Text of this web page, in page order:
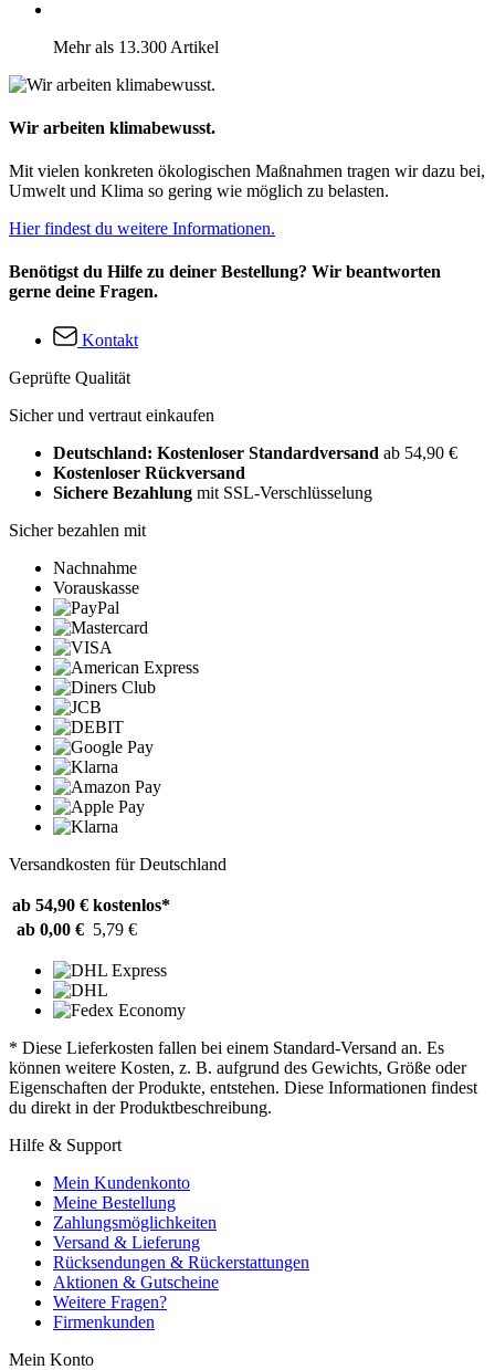
Mehr als 13.300 Artikel
Wir arbeiten klimabewusst.
Mit vielen konkreten ökologischen Maßnahmen tragen wir dazu bei,
Umwelt und Klima so gering wie möglich zu belasten.
Hier findest du weitere Informationen.
Benötigst du Hilfe zu deiner Bestellung? Wir beantworten
gerne deine Fragen.
Kontakt
Geprüfte Qualität
Sicher und vertraut einkaufen
Deutschland: Kostenloser Standardversand ab 54,90 €
Kostenloser Rückversand
Sichere Bezahlung mit SSL-Verschlüsselung
Sicher bezahlen mit
Nachnahme
Vorauskasse
Versandkosten für Deutschland
ab 54,90 € kostenlos*
ab 0,00 € 5,79 €
* Diese Lieferkosten fallen bei einem Standard-Versand an. Es
können weitere Kosten, z. B. aufgrund des Gewichts, Größe oder
Eigenschaften der Produkte, entstehen. Diese Informationen findest
du direkt in der Produktbeschreibung.
Hilfe & Support
Mein Kundenkonto
Meine Bestellung
Zahlungsmöglichkeiten
Versand & Lieferung
Rücksendungen & Rückerstattungen
Aktionen & Gutscheine
Weitere Fragen?
Firmenkunden
Mein Konto